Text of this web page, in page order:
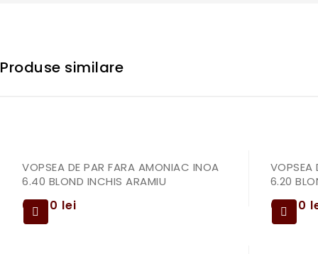
Produse similare
VOPSEA DE PAR FARA AMONIAC INOA
6.40 BLOND INCHIS ARAMIU
69,00 lei
VOPSEA
6.20
69,00